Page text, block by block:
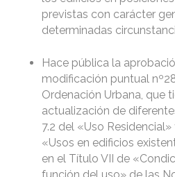
previstas con carácter
determinadas
Hace pública la
modificación puntual
Ordenación Urbana, que
actualización de
7.2 del «Uso
«Usos en edificios
en el Título VII de